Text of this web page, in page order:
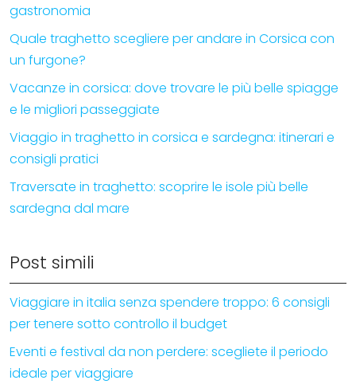
gastronomia
Quale traghetto scegliere per andare in Corsica con
un furgone?
Vacanze in corsica: dove trovare le più belle spiagge
e le migliori passeggiate
Viaggio in traghetto in corsica e sardegna: itinerari e
consigli pratici
Traversate in traghetto: scoprire le isole più belle
sardegna dal mare
Post simili
Viaggiare in italia senza spendere troppo: 6 consigli
per tenere sotto controllo il budget
Eventi e festival da non perdere: scegliete il periodo
ideale per viaggiare